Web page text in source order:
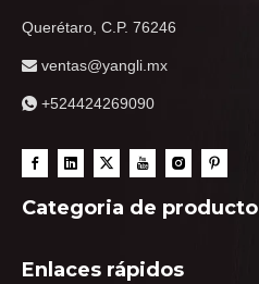
Querétaro, C.P. 76246
 ventas@yangli.mx
 +524424269090
Categoria de producto
Enlaces rápidos